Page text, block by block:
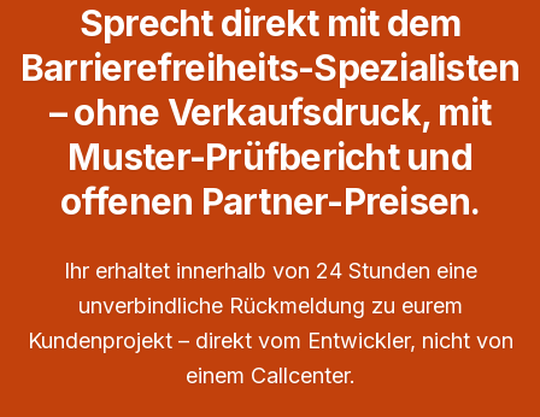
Sprecht direkt mit dem
Barrierefreiheits-Spezialisten
– ohne Verkaufsdruck, mit
Muster-Prüfbericht und
offenen Partner-Preisen.
Ihr erhaltet innerhalb von 24 Stunden eine
unverbindliche Rückmeldung zu eurem
Kundenprojekt – direkt vom Entwickler, nicht von
einem Callcenter.